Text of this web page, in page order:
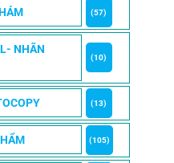
(57)
NHÃN
(10)
(13)
(105)